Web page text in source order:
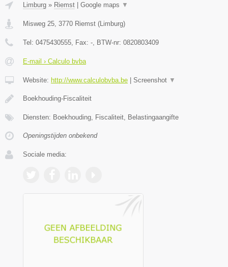
Limburg » Riemst Google maps ▼
Misweg 25, 3770 Riemst (Limburg)
Tel: 0475430555, Fax: -, BTW-nr: 0820803409
E-mail › Calculo bvba
Website: http://www.calculobvba.be Screenshot ▼
Boekhouding-Fiscaliteit
Diensten: Boekhouding, Fiscaliteit, Belastingaangifte
Openingstijden onbekend
Sociale media: